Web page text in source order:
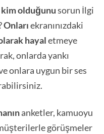
olduğunusorun İlgi
Onlarıekranınızdaki
hayaletmeye
onlarda yankı
onlara uygun bir ses
anketler, kamuoyu
görüşmeler